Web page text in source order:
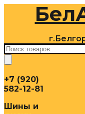
содержимому
Поиск
товаров
+7 (920)
582-12-81
Шины и